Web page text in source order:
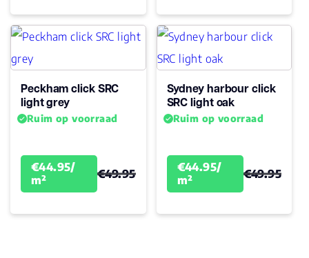
Peckham click SRC
light grey
Ruim op voorraad
€44.95/
m²
€49.95
Sydney harbour click
SRC light oak
Ruim op voorraad
€44.95/
m²
€49.95